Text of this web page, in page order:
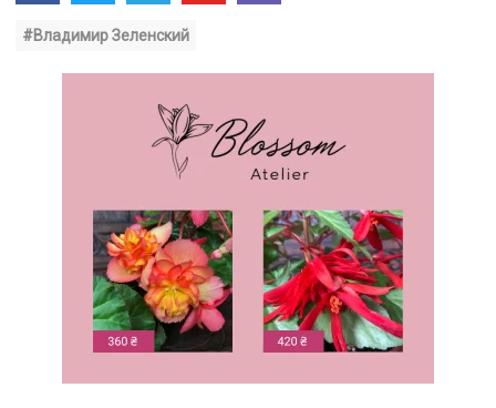
#Владимир Зеленский